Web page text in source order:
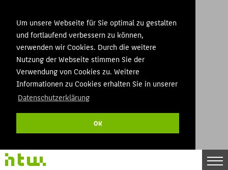
Um unsere Webseite für Sie optimal zu gestalten
und fortlaufend verbessern zu können,
verwenden wir Cookies. Durch die weitere
Nutzung der Webseite stimmen Sie der
Verwendung von Cookies zu. Weitere
Informationen zu Cookies erhalten Sie in unserer
Datenschutzerklärung
OK
EN